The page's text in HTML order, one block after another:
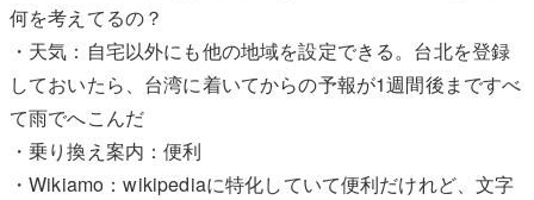
何を考えてるの？
・天気：自宅以外にも他の地域を設定できる。台北を登録
しておいたら、台湾に着いてからの予報が1週間後まですべ
て雨でへこんだ
・乗り換え案内：便利
・Wikiamo：wikipediaに特化していて便利だけれど、文字